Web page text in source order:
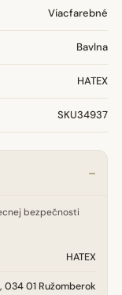
Viacfarebné
Bavlna
HATEX
SKU34937
bezpečnosti
HATEX
034 01 Ružomberok